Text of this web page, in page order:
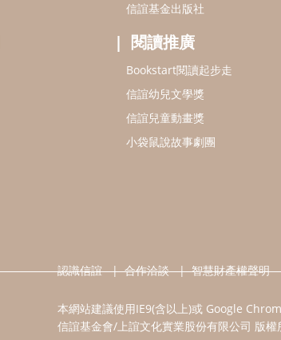
信誼基金出版社
閱讀推廣
Bookstart閱讀起步走
信誼幼兒文學獎
信誼兒童動畫獎
小袋鼠說故事劇團
認識信誼 合作洽談 智慧財產權聲明
本網站建議使用IE9(含以上)或 Google
信誼基金會/上誼文化實業股份有限公司 版